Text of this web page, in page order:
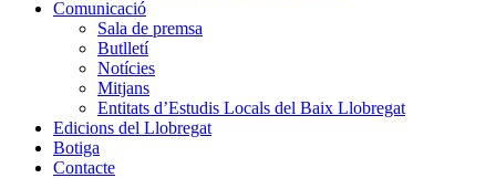
Comunicació
Sala de premsa
Butlletí
Notícies
Mitjans
Entitats d’Estudis Locals del Baix Llobregat
Edicions del Llobregat
Botiga
Contacte